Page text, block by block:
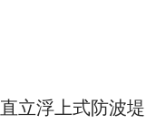
直立浮上式防波